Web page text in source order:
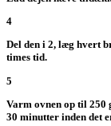
4
Del den i 2, læg hvert
times tid.
5
Varm ovnen op til 250
30 minutter inden det